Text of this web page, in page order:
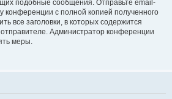
подобные сообщения. Отправьте email-
конференции с полной копией полученного
все заголовки, в которых содержится
Администратор конференции
меры.